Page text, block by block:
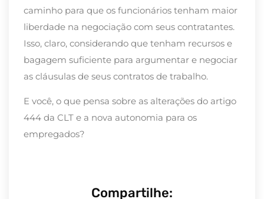
caminho para que os funcionários tenham maior
liberdade na negociação com seus contratantes.
Isso, claro, considerando que tenham recursos e
bagagem suficiente para argumentar e negociar
as cláusulas de seus contratos de trabalho.
E você, o que pensa sobre as alterações do artigo
444 da CLT e a nova autonomia para os
empregados?
Compartilhe: